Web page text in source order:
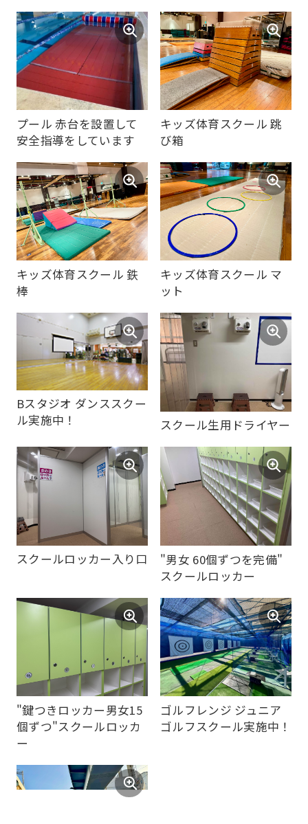
プール 赤台を設置して
安全指導をしています
キッズ体育スクール 跳
び箱
キッズ体育スクール 鉄
棒
キッズ体育スクール マ
ット
Bスタジオ ダンススクー
ル実施中！
スクール生用ドライヤー
スクールロッカー入り口
"男女 60個ずつを完備"
スクールロッカー
"鍵つきロッカー男女15
個ずつ"スクールロッカ
ー
ゴルフレンジ ジュニア
ゴルフスクール実施中！
the
link
below
(start
automatic
translation)
to
return
to
the
top
page.
However,
you
use
an
automatic
translation
service,
the
Japanese
version
website
will
be
translated
mechanically,
so
it
may
not